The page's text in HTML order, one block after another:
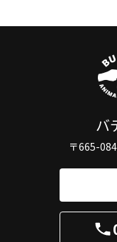
バ
〒665-